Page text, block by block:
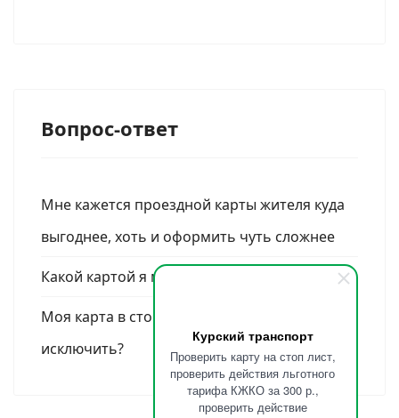
Курский транспорт
Проверить карту на стоп лист,
проверить действия льготного
тарифа КЖКО за 300 р.,
проверить действие
Вопрос-ответ
Мне кажется проездной карты жителя куда
выгоднее, хоть и оформить чуть сложнее
Какой картой я могу оплатить поездку?
Моя карта в стоп-листе. Как её оттуда
исключить?